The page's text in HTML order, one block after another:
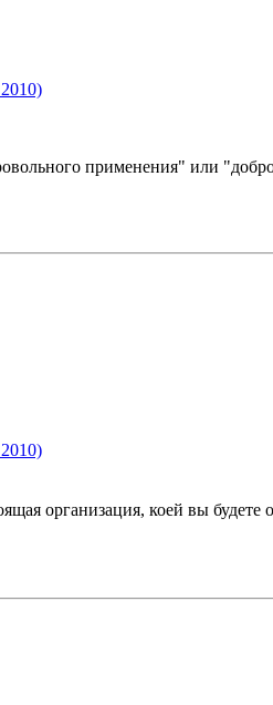
применения" или
организация, коей вы